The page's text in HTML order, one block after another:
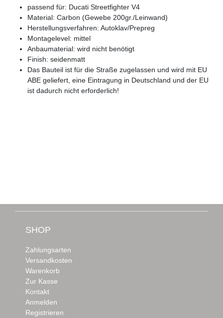
passend für: Ducati Streetfighter V4
Material: Carbon (Gewebe 200gr./Leinwand)
Herstellungsverfahren: Autoklav/Prepreg
Montagelevel: mittel
Anbaumaterial: wird nicht benötigt
Finish: seidenmatt
Das Bauteil ist für die Straße zugelassen und wird mit EU
ABE geliefert, eine Eintragung in Deutschland und der EU
ist dadurch nicht erforderlich!
SHOP
Zahlungsarten
Versandkosten
Warenkorb
Zur Kasse
Kontakt
Anmelden
Registrieren